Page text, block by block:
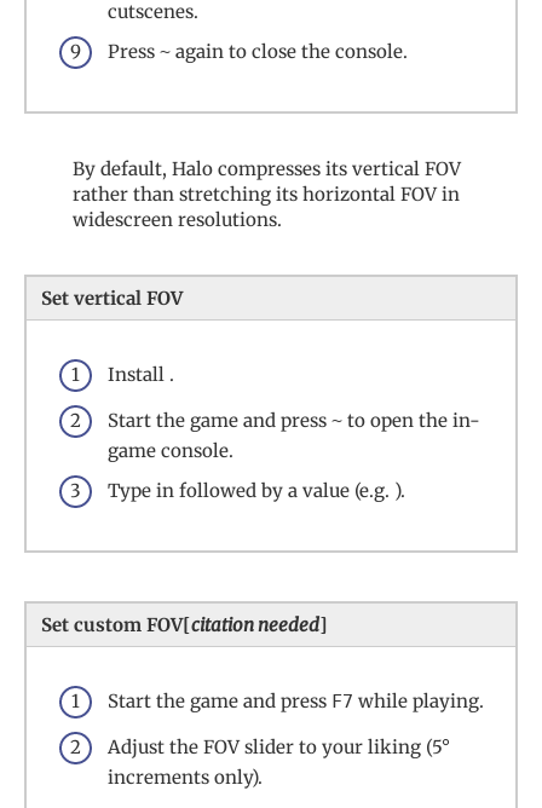
cutscenes.
Press ~ again to close the console.
By default, Halo compresses its vertical FOV
rather than stretching its horizontal FOV in
widescreen resolutions.
Set vertical FOV
Install .
Start the game and press ~ to open the in-
game console.
Type in followed by a value (e.g. ).
Set custom FOV[citation needed]
Start the game and press F7 while playing.
Adjust the FOV slider to your liking (5°
increments only).